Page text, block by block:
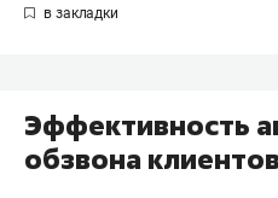
Эффективность
обзвона клиентов